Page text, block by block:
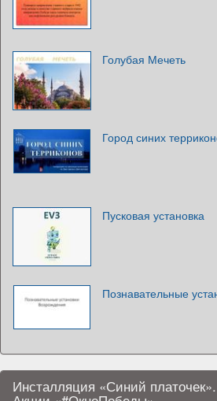
Голубая Мечеть
Город синих
Пусковая установка
Познавательные
Инсталляция «Синий